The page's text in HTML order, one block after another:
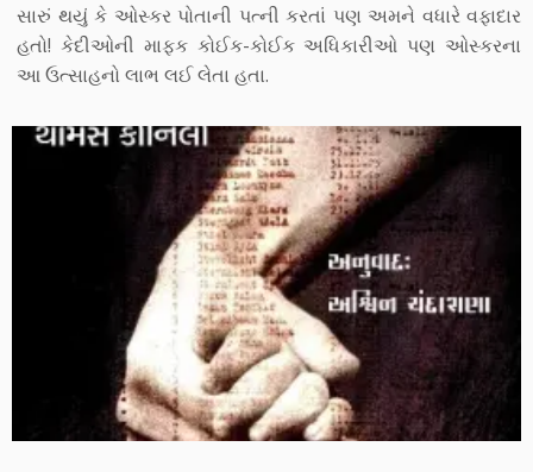
સારું થયું કે ઓસ્કર પોતાની પત્ની કરતાં પણ અમને વધારે વફાદાર
હતો! કેદીઓની માફક કોઈક-કોઈક અધિકારીઓ પણ ઓસ્કરના
આ ઉત્સાહનો લાભ લઈ લેતા હતા.